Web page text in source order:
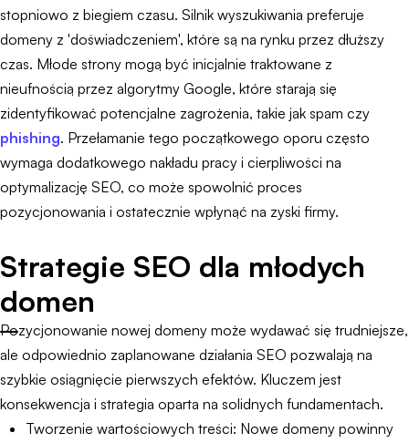
stopniowo z biegiem czasu. Silnik wyszukiwania preferuje
domeny z 'doświadczeniem', które są na rynku przez dłuższy
czas. Młode strony mogą być inicjalnie traktowane z
nieufnością przez algorytmy Google, które starają się
zidentyfikować potencjalne zagrożenia, takie jak spam czy
phishing. Przełamanie tego początkowego oporu często
wymaga dodatkowego nakładu pracy i cierpliwości na
optymalizację SEO, co może spowolnić proces
pozycjonowania i ostatecznie wpłynąć na zyski firmy.
Strategie SEO dla młodych
domen
Pozycjonowanie nowej domeny może wydawać się trudniejsze,
ale odpowiednio zaplanowane działania SEO pozwalają na
szybkie osiągnięcie pierwszych efektów. Kluczem jest
konsekwencja i strategia oparta na solidnych fundamentach.
Tworzenie wartościowych treści: Nowe domeny powinny